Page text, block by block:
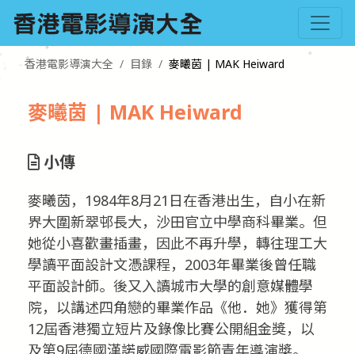
香港電影導演大全 目錄 麥曦茵 | MAK Heiward
麥曦茵 | MAK Heiward
小傳
麥曦茵，1984年8月21日在香港出生，自小在新
界大圍新翠邨長大，沙田官立中學商科畢業。但
她從小喜歡畫插畫，因此不再升學，轉往理工大
學讀平面設計文憑課程，2003年畢業後曾任職
平面設計師。後又入讀城市大學的創意媒體學
院，以講述四角戀的畢業作品《他．她》獲得第
12屆香港獨立短片及錄像比賽公開組金獎，以
及第9屆德國漢諾威國際電影節青年導演獎。